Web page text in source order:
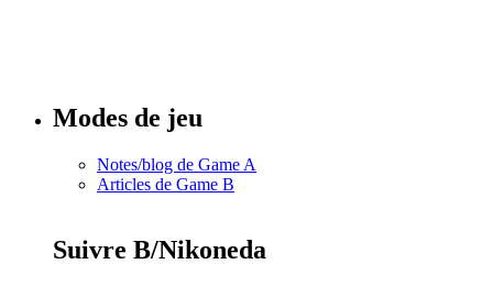
Modes de jeu
Notes/blog de Game A
Articles de Game B
Suivre B/Nikoneda